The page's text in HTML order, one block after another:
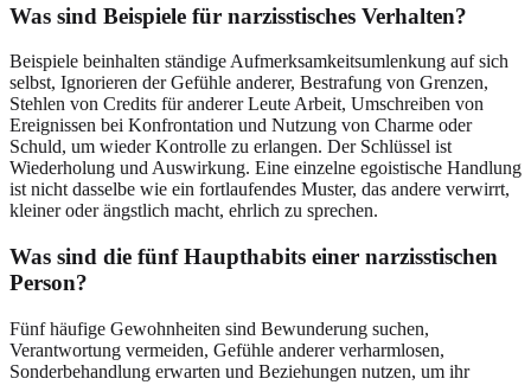
Was sind Beispiele für narzisstisches Verhalten?
Beispiele beinhalten ständige Aufmerksamkeitsumlenkung auf sich
selbst, Ignorieren der Gefühle anderer, Bestrafung von Grenzen,
Stehlen von Credits für anderer Leute Arbeit, Umschreiben von
Ereignissen bei Konfrontation und Nutzung von Charme oder
Schuld, um wieder Kontrolle zu erlangen. Der Schlüssel ist
Wiederholung und Auswirkung. Eine einzelne egoistische Handlung
ist nicht dasselbe wie ein fortlaufendes Muster, das andere verwirrt,
kleiner oder ängstlich macht, ehrlich zu sprechen.
Was sind die fünf Haupthabits einer narzisstischen
Person?
Fünf häufige Gewohnheiten sind Bewunderung suchen,
Verantwortung vermeiden, Gefühle anderer verharmlosen,
Sonderbehandlung erwarten und Beziehungen nutzen, um ihr